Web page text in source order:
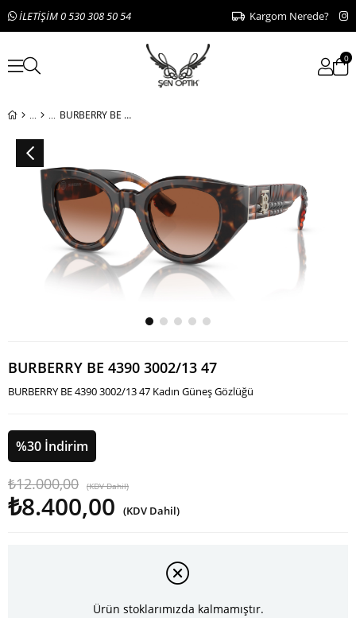
İLETİŞİM 0 530 308 50 54 Kargom Nerede?
0
BURBERRY BE 4390 3002/13 47
BURBERRY BE 4390 3002/13 47
BURBERRY BE 4390 3002/13 47 Kadın Güneş Gözlüğü
%30 İndirim
₺12.000,00 (KDV Dahil)
₺8.400,00 (KDV Dahil)
Ürün stoklarımızda kalmamıştır.